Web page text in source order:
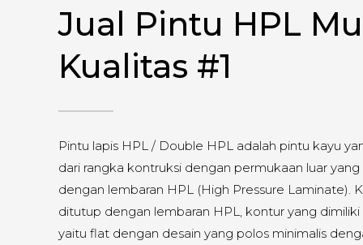
Jual Pintu HPL
Kualitas #1
Pintu lapis HPL / Double HPL adalah pintu kayu
dari rangka kontruksi dengan permukaan luar
dengan lembaran HPL (High Pressure Laminate).
ditutup dengan lembaran HPL, kontur yang dimiliki
yaitu flat dengan desain yang polos minimalis